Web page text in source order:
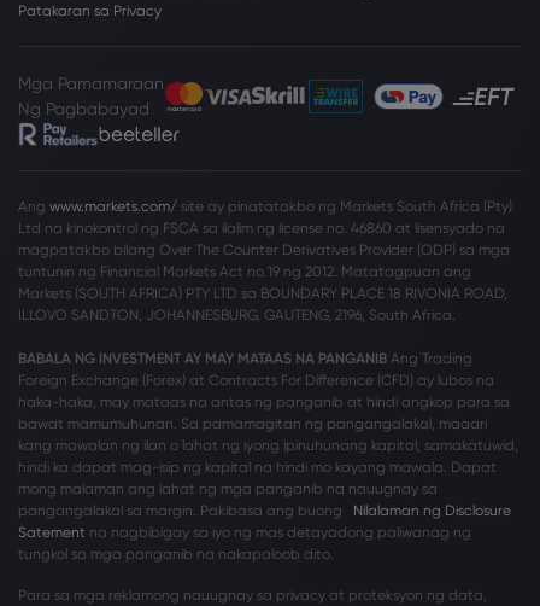
Patakaran sa Privacy
Mga Pamamaraan
Ng Pagbabayad
Ang www.markets.com/ site ay pinatatakbo ng Markets South Africa (Pty)
Ltd na kinokontrol ng FSCA sa ilalim ng license no. 46860 at lisensyado na
magpatakbo bilang Over The Counter Derivatives Provider (ODP) sa mga
tuntunin ng Financial Markets Act no.19 ng 2012. Matatagpuan ang
Markets (SOUTH AFRICA) PTY LTD sa BOUNDARY PLACE 18 RIVONIA ROAD,
ILLOVO SANDTON, JOHANNESBURG, GAUTENG, 2196, South Africa.
BABALA NG INVESTMENT AY MAY MATAAS NA PANGANIB Ang Trading
Foreign Exchange (Forex) at Contracts For Difference (CFD) ay lubos na
haka-haka, may mataas na antas ng panganib at hindi angkop para sa
bawat mamumuhunan. Sa pamamagitan ng pangangalakal, maaari
kang mawalan ng ilan o lahat ng iyong ipinuhunang kapital, samakatuwid,
hindi ka dapat mag-isip ng kapital na hindi mo kayang mawala. Dapat
mong malaman ang lahat ng mga panganib na nauugnay sa
pangangalakal sa margin. Pakibasa ang buong
Nilalaman ng Disclosure
Satement na nagbibigay sa iyo ng mas detayadong paliwanag ng
tungkol sa mga panganib na nakapaloob dito.
Para sa mga reklamong nauugnay sa privacy at proteksyon ng data,